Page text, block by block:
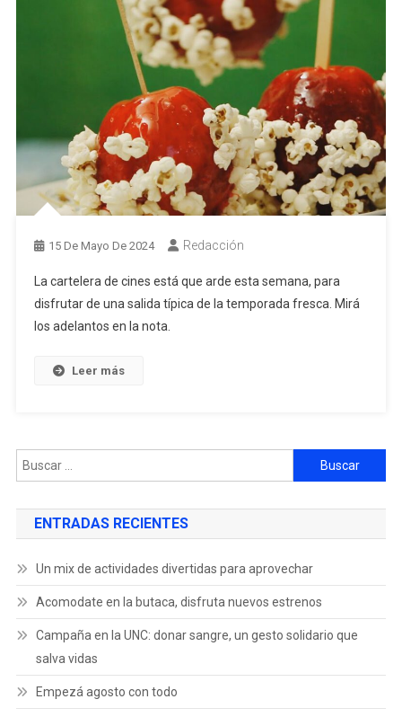
15 De Mayo De 2024 Redacción
La cartelera de cines está que arde esta semana, para
disfrutar de una salida típica de la temporada fresca. Mirá
los adelantos en la nota.
Leer más
ENTRADAS RECIENTES
Un mix de actividades divertidas para aprovechar
Acomodate en la butaca, disfruta nuevos estrenos
Campaña en la UNC: donar sangre, un gesto solidario que
salva vidas
Empezá agosto con todo